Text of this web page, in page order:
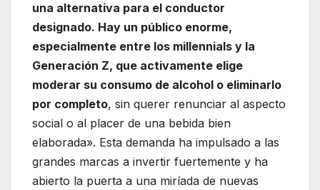
una alternativa para el conductor
designado. Hay un público enorme,
especialmente entre los millennials y la
Generación Z, que activamente elige
moderar su consumo de alcohol o eliminarlo
por completo, sin querer renunciar al aspecto
social o al placer de una bebida bien
elaborada». Esta demanda ha impulsado a las
grandes marcas a invertir fuertemente y ha
abierto la puerta a una miríada de nuevas